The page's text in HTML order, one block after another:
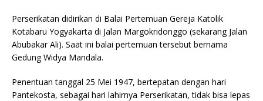
Perserikatan didirikan di Balai Pertemuan Gereja Katolik
Kotabaru Yogyakarta di Jalan Margokridonggo (sekarang Jalan
Abubakar Ali). Saat ini balai pertemuan tersebut bernama
Gedung Widya Mandala.
Penentuan tanggal 25 Mei 1947, bertepatan dengan hari
Pantekosta, sebagai hari lahirnya Perserikatan, tidak bisa lepas